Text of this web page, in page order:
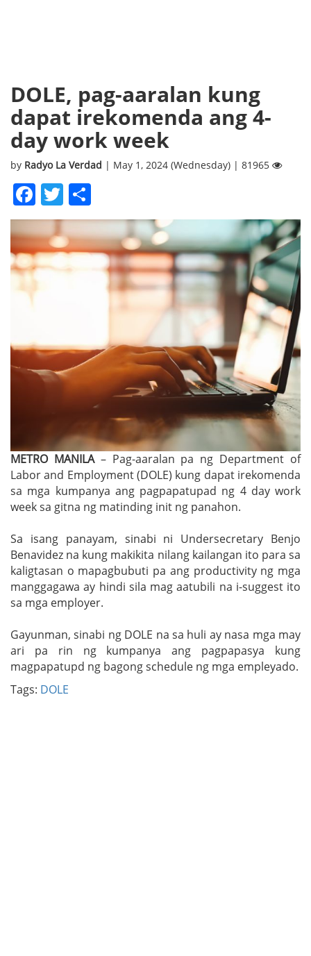
DOLE, pag-aaralan kung
dapat irekomenda ang 4-
day work week
by Radyo La Verdad | May 1, 2024 (Wednesday) | 81965
Facebook
Twitter
METRO MANILA – Pag-aaralan pa ng Department of
Labor and Employment (DOLE) kung dapat irekomenda
sa mga kumpanya ang pagpapatupad ng 4 day work
week sa gitna ng matinding init ng panahon.
Sa isang panayam, sinabi ni Undersecretary Benjo
Benavidez na kung makikita nilang kailangan ito para sa
kaligtasan o mapagbubuti pa ang productivity ng mga
manggagawa ay hindi sila mag aatubili na i-suggest ito
sa mga employer.
Gayunman, sinabi ng DOLE na sa huli ay nasa mga may
ari pa rin ng kumpanya ang pagpapasya kung
magpapatupd ng bagong schedule ng mga empleyado.
Tags: DOLE